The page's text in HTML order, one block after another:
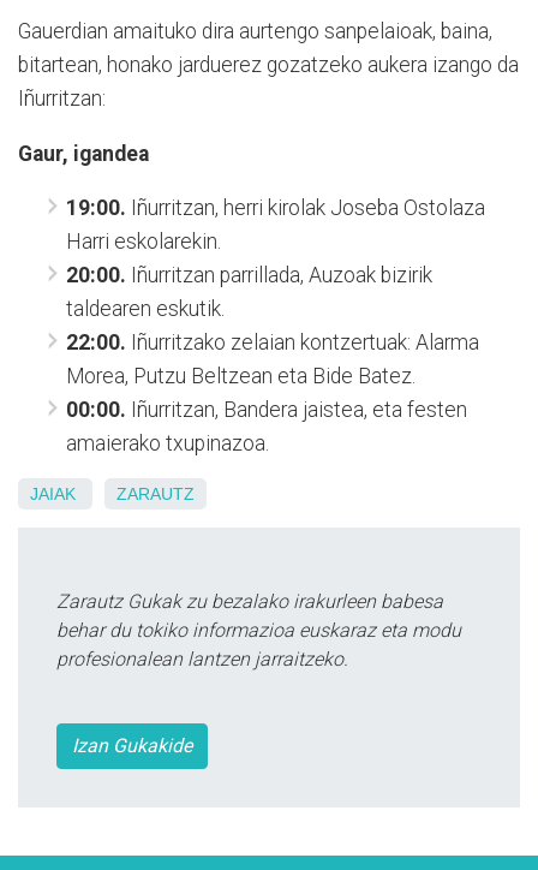
Gauerdian amaituko dira aurtengo sanpelaioak, baina,
bitartean, honako jarduerez gozatzeko aukera izango da
Iñurritzan:
Gaur, igandea
19:00. Iñurritzan, herri kirolak Joseba Ostolaza
Harri eskolarekin.
20:00. Iñurritzan parrillada, Auzoak bizirik
taldearen eskutik.
22:00. Iñurritzako zelaian kontzertuak: Alarma
Morea, Putzu Beltzean eta Bide Batez.
00:00. Iñurritzan, Bandera jaistea, eta festen
amaierako txupinazoa.
JAIAK ZARAUTZ
Zarautz Gukak zu bezalako irakurleen babesa
behar du tokiko informazioa euskaraz eta modu
profesionalean lantzen jarraitzeko.
Izan Gukakide